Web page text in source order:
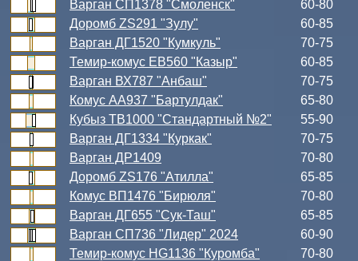
Варган СП1378 "Смоленск"
60-80
Доромб ZS291 "Зулу"
60-85
Варган ДГ1520 "Кумкуль"
70-75
Темир-комус ЕВ560 "Казыр"
60-85
Варган ВХ787 "Анбаш"
70-75
Комус АА937 "Бартулдак"
65-80
Кубыз ТВ1000 "Стандартный №2"
55-90
Варган ДГ1334 "Куркак"
70-75
Варган ДР1409
70-80
Доромб ZS176 "Атилла"
65-85
Комус ВП1476 "Бирюля"
70-80
Варган ДГ655 "Сук-Таш"
65-85
Варган СП736 "Лидер" 2024
60-90
Темир-комус HG1136 "Куромба"
70-80